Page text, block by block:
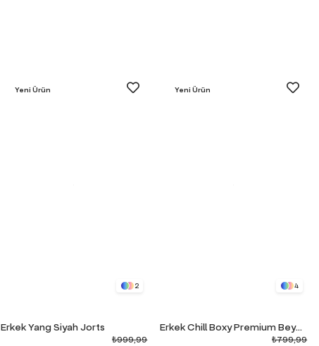
2
Erkek Yang Siyah Jorts
₺999,99
Yeni Ürün
4
Erkek Chill Boxy Premium Beyaz T-Shirt
₺799,99
Yeni Ürün